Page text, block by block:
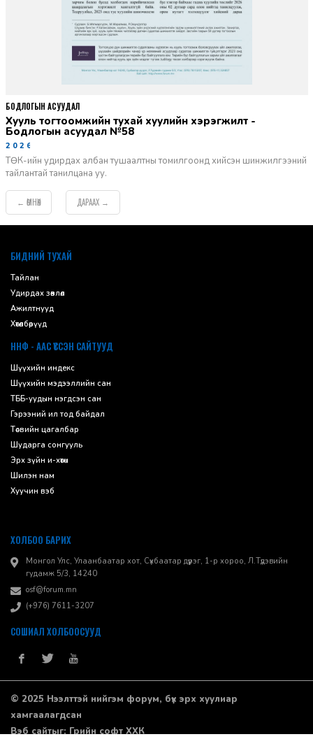
Хууль тогтоомжийн тухай хуулийн хэрэгжилт -
Бодлогын асуудал №58
2026-06-02
ТӨК-ийн удирдах албан тушаалтны томилгоонд хийсэн шинжилгээний
тайлантай танилцана уу.
БОДЛОГЫН АСУУДАЛ
← ӨМНӨХ ДАРААХ →
БИДНИЙ ТУХАЙ
Тайлан
Удирдах зөвлөл
Ажилтнууд
Хөтөлбөрүүд
ННФ - ААС ҮҮССЭН САЙТУУД
Шүүхийн индекс
Шүүхийн мэдээллийн сан
ТББ-уудын нэгдсэн сан
Гэрээний ил тод байдал
Төсвийн цагалбар
Шударга сонгууль
Эрх зүйн и-хөтөч
Шилэн нам
Хуучин вэб
ХОЛБОО БАРИХ
Монгол Улс, Улаанбаатар хот, Сүхбаатар дүүрэг, 1-р хороо, ​Л.Түдэвийн
гудамж 5/3, 14240
osf@forum.mn
(+976) 7611-3207
СОШИАЛ ХОЛБООСУУД
© 2025 Нээлттэй нийгэм форум, бүх эрх хуулиар
хамгаалагдсан
Вэб сайтыг:Грийн софт ХХК